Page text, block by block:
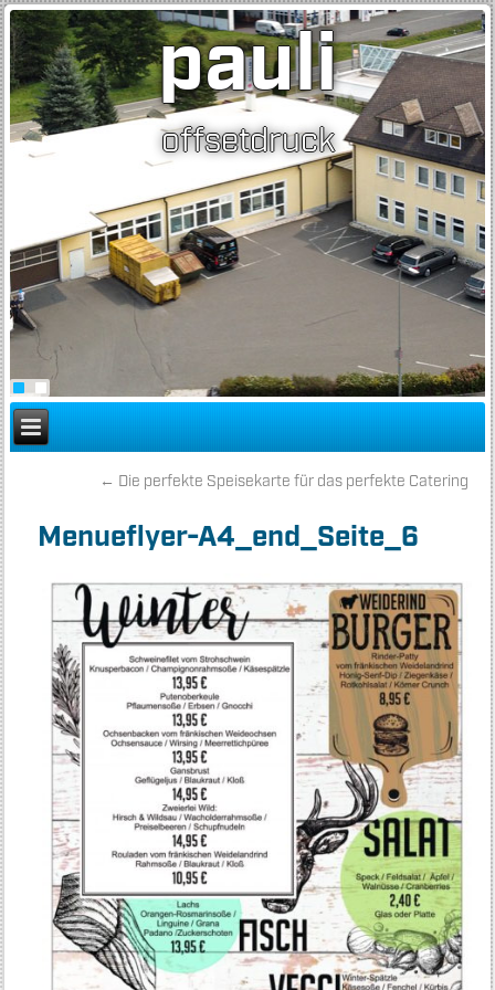
pauli
offsetdruck
← Die perfekte Speisekarte für das perfekte Catering
Menueflyer-A4_end_Seite_6